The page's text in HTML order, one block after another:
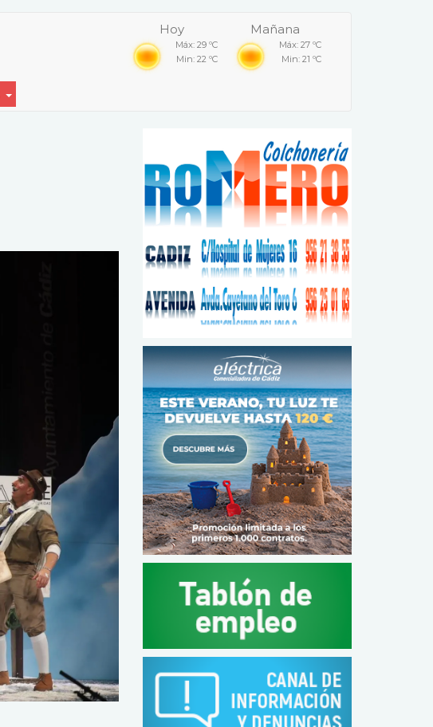
Hoy
Máx: 29 ºC
Min: 22 ºC
Mañana
Máx: 27 ºC
Min: 21 ºC